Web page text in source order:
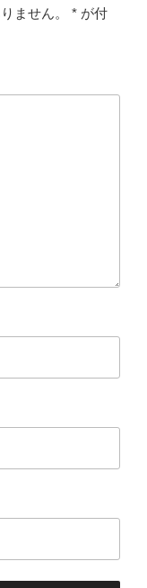
ません。 * が付